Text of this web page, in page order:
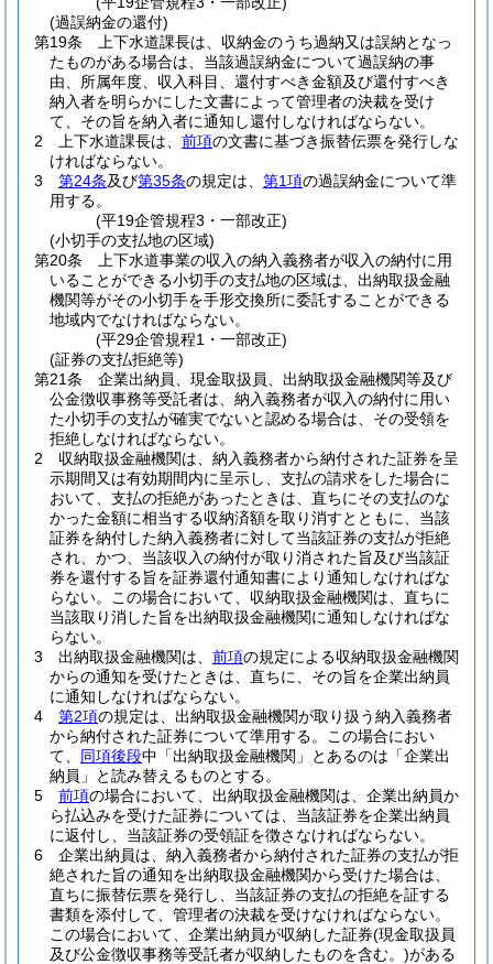
(過誤納金の還付)
第19条
上下水道課長は、収納金のうち過納又は誤納となっ
たものがある場合は、当該過誤納金について過誤納の事
由、所属年度、収入科目、還付すべき金額及び還付すべき
納入者を明らかにした文書によって管理者の決裁を受け
て、その旨を納入者に通知し還付しなければならない。
2
上下水道課長は、 前項の文書に基づき振替伝票を発行しな
ければならない。
3
第24条及び第35条の規定は、 第1項の過誤納金について準
用する。
(平19企管規程3・一部改正)
(小切手の支払地の区域)
第20条
上下水道事業の収入の納入義務者が収入の納付に用
いることができる小切手の支払地の区域は、出納取扱金融
機関等がその小切手を手形交換所に委託することができる
地域内でなければならない。
(平29企管規程1・一部改正)
(証券の支払拒絶等)
第21条
企業出納員、現金取扱員、出納取扱金融機関等及び
公金徴収事務等受託者は、納入義務者が収入の納付に用い
た小切手の支払が確実でないと認める場合は、その受領を
拒絶しなければならない。
2
収納取扱金融機関は、納入義務者から納付された証券を呈
示期間又は有効期間内に呈示し、支払の請求をした場合に
おいて、支払の拒絶があったときは、直ちにその支払のな
かった金額に相当する収納済額を取り消すとともに、当該
証券を納付した納入義務者に対して当該証券の支払が拒絶
され、かつ、当該収入の納付が取り消された旨及び当該証
券を還付する旨を証券還付通知書により通知しなければな
らない。
この場合において、収納取扱金融機関は、直ちに
当該取り消した旨を出納取扱金融機関に通知しなければな
らない。
3
出納取扱金融機関は、 前項の規定による収納取扱金融機関
からの通知を受けたときは、直ちに、その旨を企業出納員
に通知しなければならない。
4
第2項の規定は、出納取扱金融機関が取り扱う納入義務者
から納付された証券について準用する。
この場合におい
て、 同項後段中「出納取扱金融機関」とあるのは「企業出
納員」と読み替えるものとする。
5
前項の場合において、出納取扱金融機関は、企業出納員か
ら払込みを受けた証券については、当該証券を企業出納員
に返付し、当該証券の受領証を徴さなければならない。
6
企業出納員は、納入義務者から納付された証券の支払が拒
絶された旨の通知を出納取扱金融機関から受けた場合は、
直ちに振替伝票を発行し、当該証券の支払の拒絶を証する
書類を添付して、管理者の決裁を受けなければならない。
この場合において、企業出納員が収納した証券(現金取扱員
及び公金徴収事務等受託者が収納したものを含む。)がある